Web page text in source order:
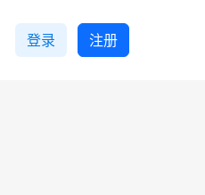
登录 注册